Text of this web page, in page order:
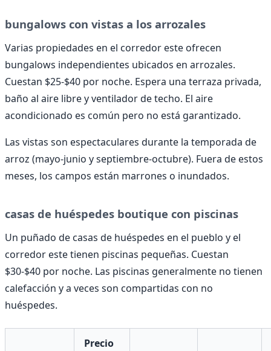
bungalows con vistas a los arrozales
Varias propiedades en el corredor este ofrecen
bungalows independientes ubicados en arrozales.
Cuestan $25-$40 por noche. Espera una terraza privada,
baño al aire libre y ventilador de techo. El aire
acondicionado es común pero no está garantizado.
Las vistas son espectaculares durante la temporada de
arroz (mayo-junio y septiembre-octubre). Fuera de estos
meses, los campos están marrones o inundados.
casas de huéspedes boutique con piscinas
Un puñado de casas de huéspedes en el pueblo y el
corredor este tienen piscinas pequeñas. Cuestan
$30-$40 por noche. Las piscinas generalmente no tienen
calefacción y a veces son compartidas con no
huéspedes.
Precio